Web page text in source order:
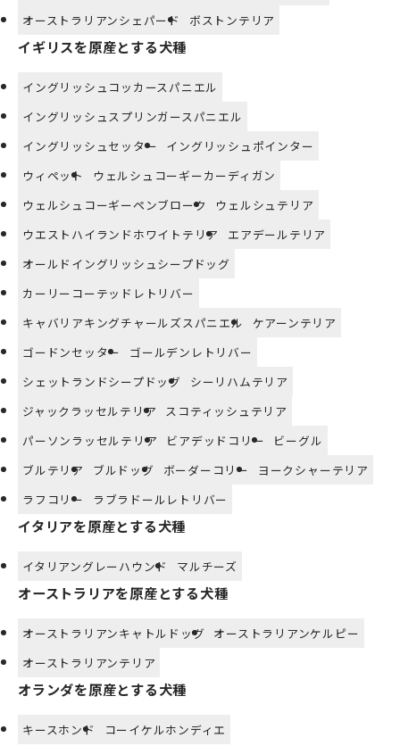
オーストラリアンシェパード
ボストンテリア
イギリスを原産とする犬種
イングリッシュコッカースパニエル
イングリッシュスプリンガースパニエル
イングリッシュセッター
イングリッシュポインター
ウィペット
ウェルシュコーギーカーディガン
ウェルシュコーギーペンブローク
ウェルシュテリア
ウエストハイランドホワイトテリア
エアデールテリア
オールドイングリッシュシープドッグ
カーリーコーテッドレトリバー
キャバリアキングチャールズスパニエル
ケアーンテリア
ゴードンセッター
ゴールデンレトリバー
シェットランドシープドッグ
シーリハムテリア
ジャックラッセルテリア
スコティッシュテリア
パーソンラッセルテリア
ビアデッドコリー
ビーグル
ブルテリア
ブルドッグ ボーダーコリー
ヨークシャーテリア
ラフコリー
ラブラドールレトリバー
イタリアを原産とする犬種
イタリアングレーハウンド マルチーズ
オーストラリアを原産とする犬種
オーストラリアンキャトルドッグ
オーストラリアンケルピー
オーストラリアンテリア
オランダを原産とする犬種
キースホンド コーイケルホンディエ